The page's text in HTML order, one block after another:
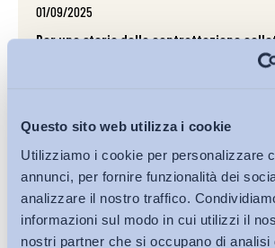
Questo sito web utilizza i cookie
Utilizziamo i cookie per personalizzare
annunci, per fornire funzionalità dei
analizzare il nostro traffico.
informazioni sul modo in cui utilizzi il
nostri partner che si occupano di analisi
01/09/2025
Per una storia della contrattazione
Italia/283 – Il rinnovo dell’accordo
LINK